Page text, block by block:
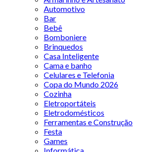
Automotivo
Bar
Bebê
Bomboniere
Brinquedos
Casa Inteligente
Cama e banho
Celulares e Telefonia
Copa do Mundo 2026
Cozinha
Eletroportáteis
Eletrodomésticos
Ferramentas e Construção
Festa
Games